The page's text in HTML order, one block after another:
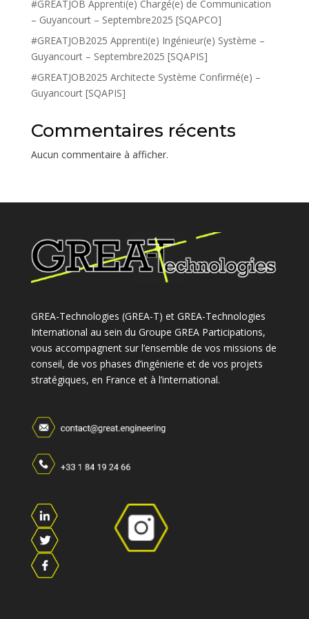
#GREATJOB Apprenti(e) Chargé(e) de Communication
– Guyancourt – Septembre2025 [SQAPCO]
#GREATJOB2025 Apprenti(e) Ingénieur(e) Système –
Guyancourt – Septembre2025 [SQAPIS]
#GREATJOB2025 Architecte Système Confirmé(e) –
Guyancourt [SQAPIS]
Commentaires récents
Aucun commentaire à afficher.
GREA-Technologies (GREA-T) et GREA-Technologies
International au sein du Groupe GREA Participations,
vous accompagnent sur l’ensemble de vos missions de
conseil, de vos phases d’ingénierie et de vos projets
stratégiques, en France et à l’international.